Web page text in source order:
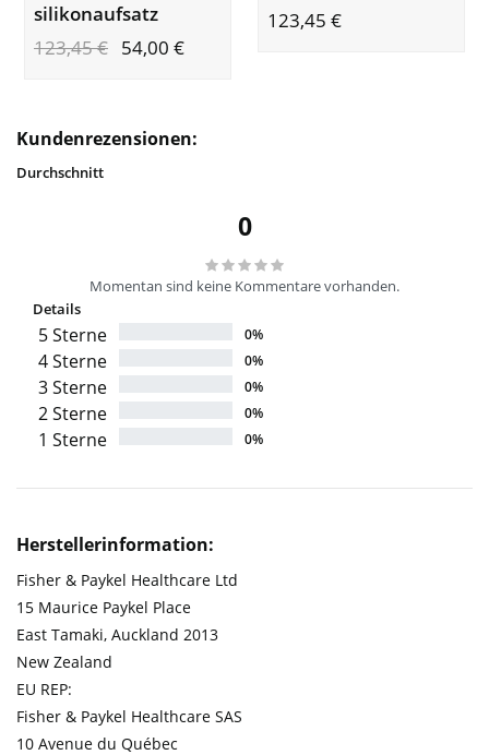
silikonaufsatz
123,45€ 54,00 €
123,45 €
Kundenrezensionen:
Durchschnitt
0
Momentan sind keine Kommentare vorhanden.
Details
5 Sterne 0%
4 Sterne 0%
3 Sterne 0%
2 Sterne 0%
1 Sterne 0%
Herstellerinformation:
Fisher & Paykel Healthcare Ltd
15 Maurice Paykel Place
East Tamaki, Auckland 2013
New Zealand
EU REP:
Fisher & Paykel Healthcare SAS
10 Avenue du Québec